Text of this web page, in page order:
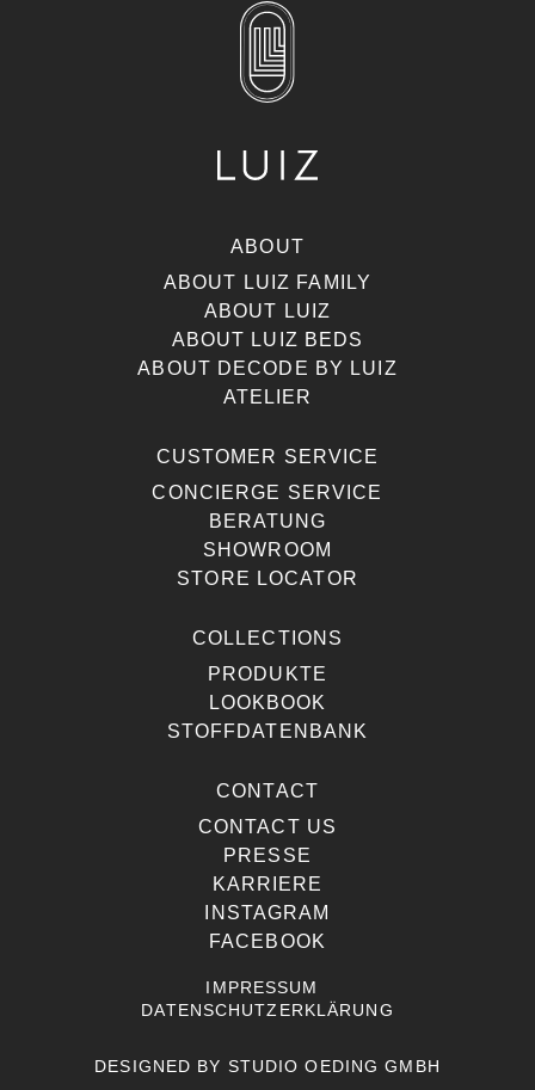
ABOUT
ABOUT LUIZ FAMILY
ABOUT LUIZ
ABOUT LUIZ BEDS
ABOUT DECODE BY LUIZ
ATELIER
CUSTOMER SERVICE
CONCIERGE SERVICE
BERATUNG
SHOWROOM
STORE LOCATOR
COLLECTIONS
PRODUKTE
LOOKBOOK
STOFFDATENBANK
CONTACT
CONTACT US
PRESSE
KARRIERE
INSTAGRAM
FACEBOOK
IMPRESSUM
DATENSCHUTZERKLÄRUNG
DESIGNED BY STUDIO OEDING GMBH